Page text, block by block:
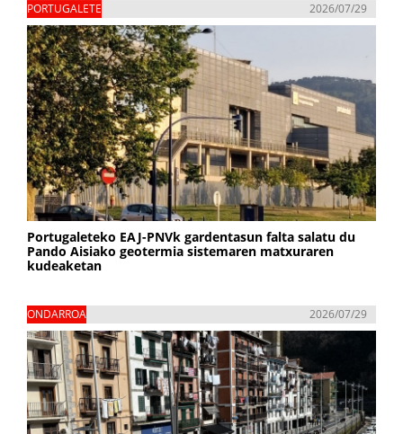
PORTUGALETE 2026/07/29
Portugaleteko EAJ-PNVk gardentasun falta salatu du
Pando Aisiako geotermia sistemaren matxuraren
kudeaketan
ONDARROA 2026/07/29